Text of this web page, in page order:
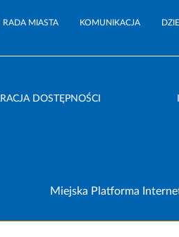
RADA MIASTA KOMUNIKACJA
DOSTĘPNOŚCI
Miejska Platforma